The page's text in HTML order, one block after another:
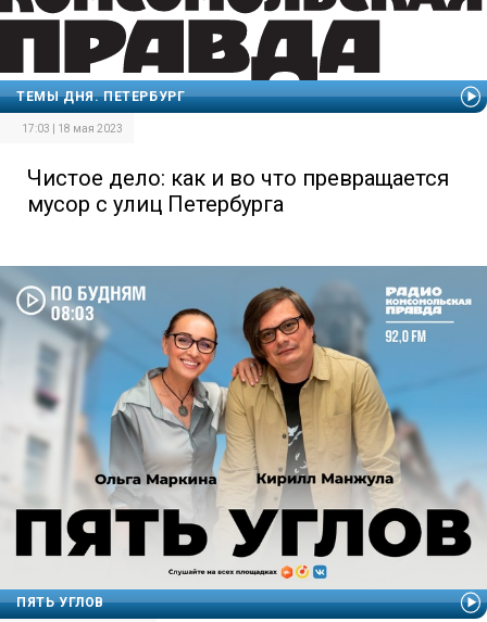
ТЕМЫ ДНЯ. ПЕТЕРБУРГ
17:03 | 18 мая 2023
Чистое дело: как и во что превращается
мусор с улиц Петербурга
ПЯТЬ УГЛОВ